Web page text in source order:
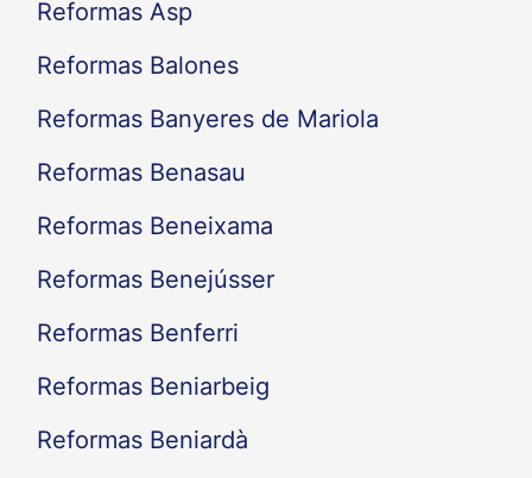
Reformas Asp
Reformas Balones
Reformas Banyeres de Mariola
Reformas Benasau
Reformas Beneixama
Reformas Benejússer
Reformas Benferri
Reformas Beniarbeig
Reformas Beniardà